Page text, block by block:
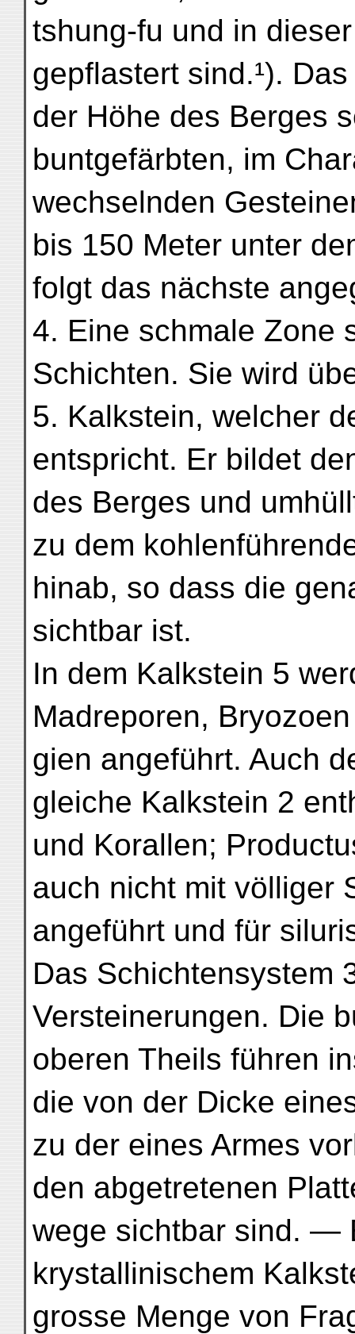
tshung-fu und in
gepflastert sind.¹).
der Höhe des Berges
buntgefärbten, im
wechselnden
bis 150 Meter unter
folgt das nächste
4. Eine schmale Zone
Schichten. Sie wird
5. Kalkstein, welcher
entspricht. Er bildet
des Berges und
zu dem
hinab, so dass die
sichtbar ist.
In dem Kalkstein 5
Madreporen,
gien angeführt. Auch
gleiche Kalkstein 2
und Korallen;
auch nicht mit völliger
angeführt und für
Das Schichtensystem
Versteinerungen. Die
oberen Theils führen
die von der Dicke
zu der eines Armes
den abgetretenen
wege sichtbar sind. —
krystallinischem
grosse Menge von